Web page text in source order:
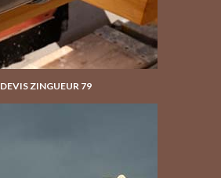
DEVIS ZINGUEUR 79